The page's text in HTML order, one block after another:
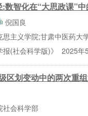
:数智化在“大思政课”
倪国良
主义学院;甘肃中医药大
报(社会科学版)》 2025年
区划变动中的两次重
社会科学部